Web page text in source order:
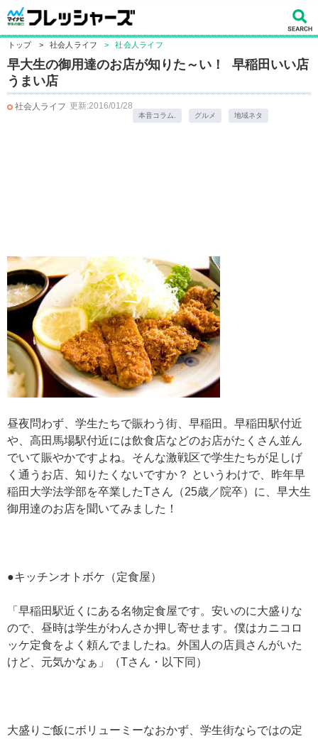
トップ > 社会人ライフ > 社会人ライフ
早大生の御用達のお店が知りた～い！ 早稲田いい店
うまい店
社会人ライフ 更新:2016/01/28
本音コラム. グルメ 地域ネタ
昼夜問わず、学生たちで賑わう街、早稲田。早稲田駅付近
や、高田馬場駅付近には飲食店などのお店がたくさん並ん
でいて賑やかですよね。そんな激戦区で学生たちが足しげ
く通うお店、知りたくないですか？ というわけで、昨年早
稲田大学法学部を卒業したTさん（25歳／院卒）に、早大生
御用達のお店を聞いてみました！
●キッチンオトボケ（定食屋）
「早稲田駅近くにある名物定食屋です。安いのに大盛りな
ので、昼時は学生がわんさか押し寄せます。僕はカニコロ
ッケ定食をよく頼んでましたね。外国人の店員さんがいた
けど、元気かなぁ」（Tさん・以下同）
大盛りご飯にボリューミーなおかず、学生街ならではの定